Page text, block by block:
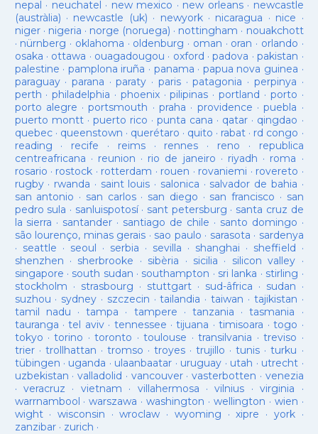
nepal · neuchatel · new mexico · new orleans· newcastle
(austràlia) · newcastle (uk) · newyork· nicaragua · nice ·
niger· nigeria · norge (noruega) · nottingham · nouakchott
· nürnberg · oklahoma · oldenburg · oman · oran · orlando ·
osaka · ottawa · ouagadougou · oxford ·padova ·pakistan ·
palestine · pamplona iruña · panama · papua nova guinea ·
paraguay· parana ·paraty · paris·patagonia · perpinya ·
perth ·philadelphia · phoenix·pilipinas ·portland · porto ·
porto alegre ·portsmouth ·praha · providence ·puebla ·
puerto montt· puerto rico ·punta cana · qatar · qingdao ·
quebec· queenstown · querétaro · quito · rabat · rd congo ·
reading · recife · reims· rennes · reno · republica
centreafricana · reunion · rio de janeiro · riyadh · roma ·
rosario · rostock · rotterdam · rouen · rovaniemi · rovereto ·
rugby· rwanda · saint louis · salonica · salvador de bahia ·
san antonio · san carlos· san diego · san francisco · san
pedro sula · sanluispotosí· sant petersburg · santa cruz de
la sierra · santander · santiago de chile · santo domingo ·
são lourenço, minas gerais · sao paulo · sarasota · sardenya
· seattle · seoul · serbia · sevilla · shanghai · sheffield ·
shenzhen · sherbrooke · sibèria · sicilia · silicon valley ·
singapore · south sudan · southampton · sri lanka · stirling ·
stockholm · strasbourg · stuttgart· sud-âfrica · sudan ·
suzhou · sydney · szczecin ·tailandia ·taiwan · tajikistan ·
tamil nadu ·tampa · tampere · tanzania ·tasmania ·
tauranga ·tel aviv· tennessee ·tijuana ·timisoara ·togo ·
tokyo ·torino ·toronto ·toulouse ·transilvania ·treviso ·
trier· trollhattan · tromso · troyes·trujillo ·tunis ·turku ·
tübingen · uganda · ulaanbaatar · uruguay · utah · utrecht ·
uzbekistan · valladolid · vancouver· vasterbotten · venezia
· veracruz · vietnam · villahermosa ·vilnius ·virginia ·
warrnambool ·warszawa ·washington · wellington · wien ·
wight· wisconsin ·wroclaw · wyoming ·xipre · york·
zanzibar· zurich ·